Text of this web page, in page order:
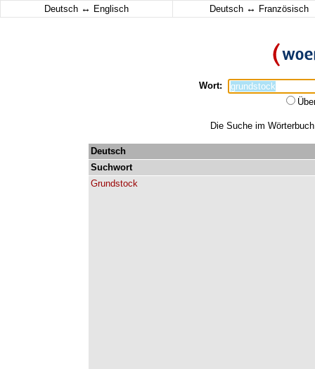
Deutsch ↔ Englisch Deutsch ↔ Französisch
Wort:
Die Suche im
Deutsch
Suchwort
Grundstock